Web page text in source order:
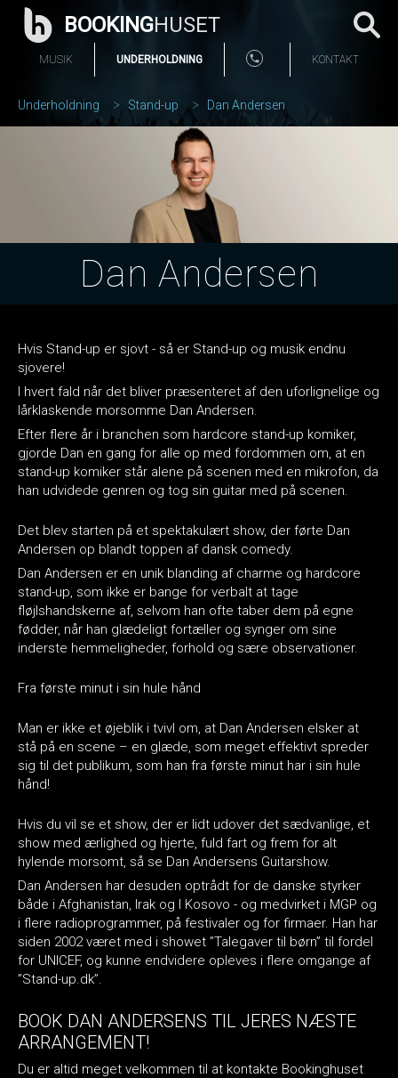
BOOKINGHUSET
MUSIK UNDERHOLDNING KONTAKT
Underholdning Stand-up Dan Andersen
Dan Andersen
Hvis Stand-up er sjovt - så er Stand-up og musik endnu
sjovere!
I hvert fald når det bliver præsenteret af den uforlignelige og
lårklaskende morsomme Dan Andersen.
Efter flere år i branchen som hardcore stand-up komiker,
gjorde Dan en gang for alle op med fordommen om, at en
stand-up komiker står alene på scenen med en mikrofon, da
han udvidede genren og tog sin guitar med på scenen.
Det blev starten på et spektakulært show, der førte Dan
Andersen op blandt toppen af dansk comedy.
Dan Andersen er en unik blanding af charme og hardcore
stand-up, som ikke er bange for verbalt at tage
fløjlshandskerne af, selvom han ofte taber dem på egne
fødder, når han glædeligt fortæller og synger om sine
inderste hemmeligheder, forhold og sære observationer.
Fra første minut i sin hule hånd
Man er ikke et øjeblik i tvivl om, at Dan Andersen elsker at
stå på en scene – en glæde, som meget effektivt spreder
sig til det publikum, som han fra første minut har i sin hule
hånd!
Hvis du vil se et show, der er lidt udover det sædvanlige, et
show med ærlighed og hjerte, fuld fart og frem for alt
hylende morsomt, så se Dan Andersens Guitarshow.
Dan Andersen har desuden optrådt for de danske styrker
både i Afghanistan, Irak og I Kosovo - og medvirket i MGP og
i flere radioprogrammer, på festivaler og for firmaer. Han har
siden 2002 været med i showet ”Talegaver til børn” til fordel
for UNICEF, og kunne endvidere opleves i flere omgange af
”Stand-up.dk”.
BOOK DAN ANDERSENS TIL JERES NÆSTE
ARRANGEMENT!
Du er altid meget velkommen til at kontakte Bookinghuset